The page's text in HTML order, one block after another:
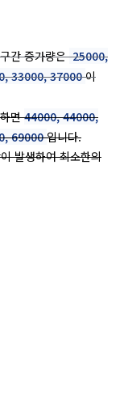
간 증가량은 25000,
33000, 37000이
면44000, 44000,
69000 입니다.
발생하여 최소한의